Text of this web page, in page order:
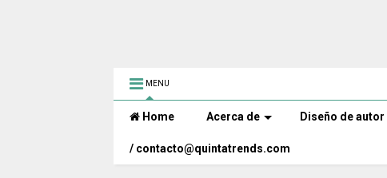
MENU
Home Acerca de Diseño de autor
/ contacto@quintatrends.com